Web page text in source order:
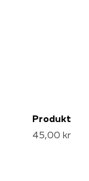
Produkt
45,00 kr